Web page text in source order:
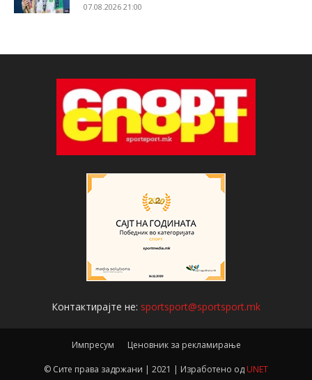
07.08.2026 21:00
Контактирајте не: sportsport@sportsport.mk
Импресум Ценовник за рекламирање
© Сите права задржани | 2021 | Изработено од UNET